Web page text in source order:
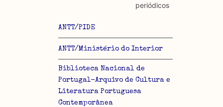
ANTT/PIDE
ANTT/Ministério do Interior
Biblioteca Nacional de
Portugal-Arquivo de Cultura e
Literatura Portuguesa
Contemporânea
periódicos